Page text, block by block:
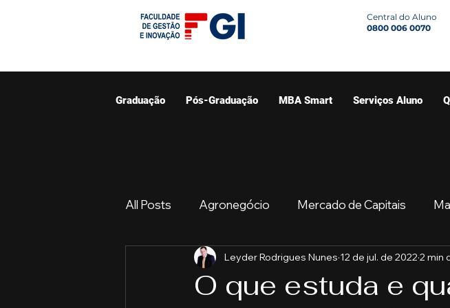
Central do Aluno
0800 006 0070
Graduação Pós-Graduação MBA Smart Serviços Aluno
All Posts Agronegócio Mercado de Capitais
Graduação Resumo do Mercado Sua
O que estuda e
Leyder Rodrigues Nunes 12 de jul. de 2022 2 min